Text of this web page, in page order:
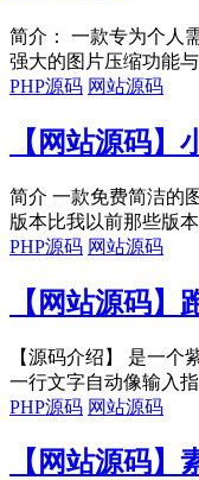
简介： 一款专为个人
强大的图片压缩功能
PHP源码 网站源码
【网站源码】
简介 一款免费简洁的
版本比我以前那些版
PHP源码 网站源码
【网站源码
【源码介绍】 是一个
一行文字自动像输入
PHP源码 网站源码
【网站源码